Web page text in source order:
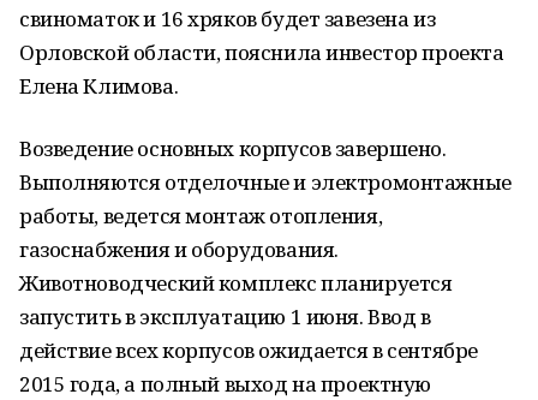
свиноматок и 16 хряков будет завезена из
Орловской области, пояснила инвестор проекта
Елена Климова.
Возведение основных корпусов завершено.
Выполняются отделочные и электромонтажные
работы, ведется монтаж отопления,
газоснабжения и оборудования.
Животноводческий комплекс планируется
запустить в эксплуатацию 1 июня. Ввод в
действие всех корпусов ожидается в сентябре
2015 года, а полный выход на проектную